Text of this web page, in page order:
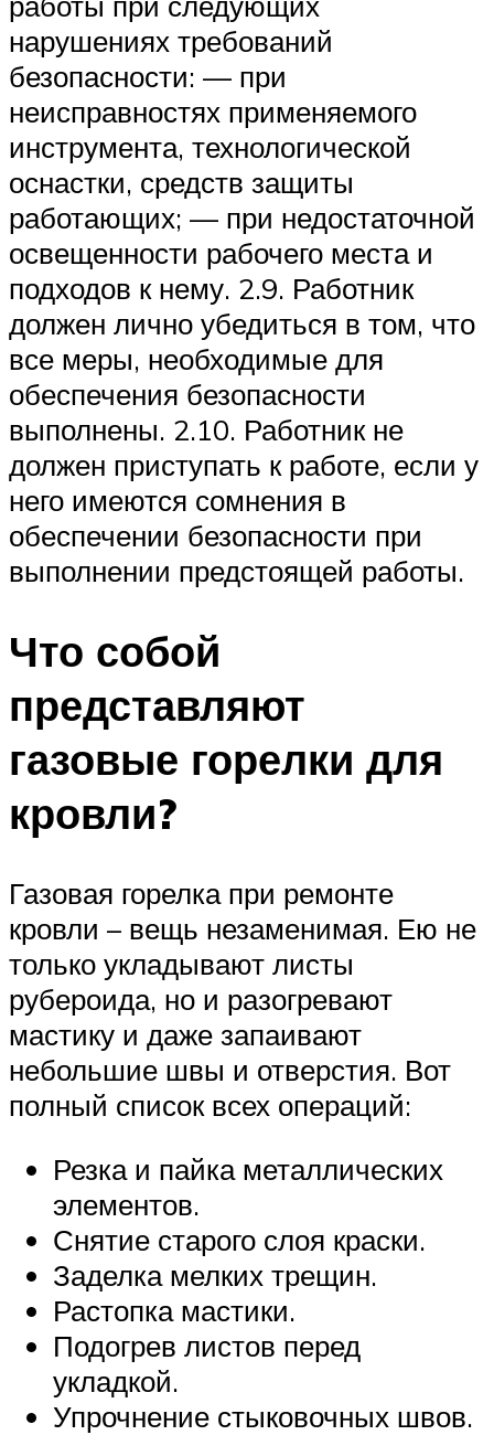
нарушениях требований
безопасности: — при
неисправностях применяемого
инструмента, технологической
оснастки, средств защиты
работающих; — при недостаточной
освещенности рабочего места и
подходов к нему. 2.9. Работник
должен лично убедиться в том, что
все меры, необходимые для
обеспечения безопасности
выполнены. 2.10. Работник не
должен приступать к работе, если у
него имеются сомнения в
обеспечении безопасности при
выполнении предстоящей работы.
Что собой
представляют
газовые горелки для
кровли?
Газовая горелка при ремонте
кровли – вещь незаменимая. Ею не
только укладывают листы
рубероида, но и разогревают
мастику и даже запаивают
небольшие швы и отверстия. Вот
полный список всех операций:
Резка и пайка металлических
элементов.
Снятие старого слоя краски.
Заделка мелких трещин.
Растопка мастики.
Подогрев листов перед
укладкой.
Упрочнение стыковочных швов.